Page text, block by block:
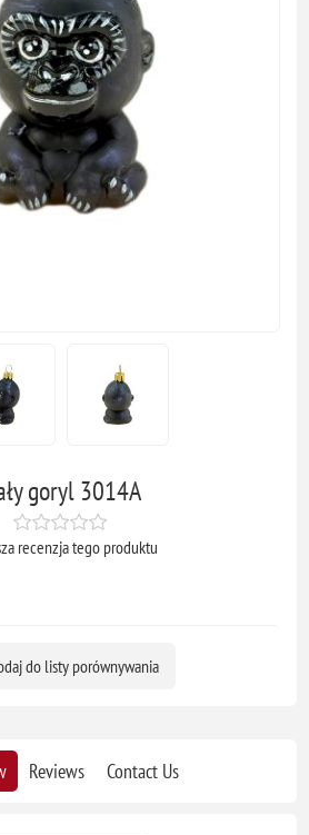
goryl 3014A
recenzja tego produktu
do listy porównywania
Reviews Contact Us